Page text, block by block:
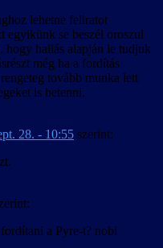
lehetne feliratot
egyikünk se beszél oroszul
hogy hallás alapján le tudjuk
még ha a fordítás
tovább munka lett
is betenni.
28. - 10:55 szerint:
a Pyre-t? nobi